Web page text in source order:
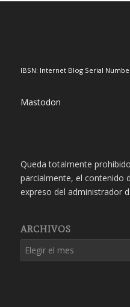
IBSN: Internet Blog Serial
Mastodon
Queda totalmente
parcialmente, el contenido
expreso del administrador
ARCHIVOS